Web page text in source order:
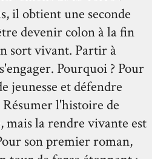
il obtient une seconde
devenir colon à la fin
sort vivant. Partir à
Pourquoi ? Pour
jeunesse et défendre
l'histoire de
mais la rendre vivante est
son premier roman,